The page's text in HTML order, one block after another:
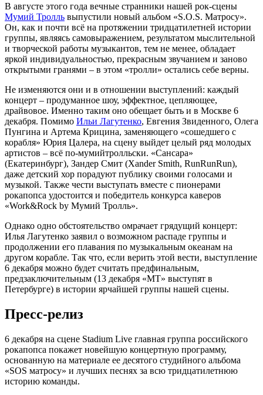
В августе этого года вечные странники нашей рок-сцены
Мумий Тролль выпустили новый альбом «S.O.S. Матросу».
Он, как и почти всё на протяжении тридцатилетней истории
группы, являясь самовыражением, результатом мыслительной
и творческой работы музыкантов, тем не менее, обладает
яркой индивидуальностью, прекрасным звучанием и заново
открытыми гранями – в этом «тролли» остались себе верны.
Не изменяются они и в отношении выступлений: каждый
концерт – продуманное шоу, эффектное, цепляющее,
драйвовое. Именно таким оно обещает быть и в Москве 6
декабря. Помимо Ильи Лагутенко, Евгения Звиденного, Олега
Пунгина и Артема Крицина, заменяющего «сошедшего с
корабля» Юрия Цалера, на сцену выйдет целый ряд молодых
артистов – всё по-мумийтролльски. «Сансара»
(Екатеринбург), Зандер Смит (Xander Smith, RunRunRun),
даже детский хор порадуют публику своими голосами и
музыкой. Также чести выступать вместе с пионерами
рокапопса удостоится и победитель конкурса каверов
«Work&Rock by Мумий Тролль».
Однако одно обстоятельство омрачает грядущий концерт:
Илья Лагутенко заявил о возможном распаде группы и
продолжении его плавания по музыкальным океанам на
другом корабле. Так что, если верить этой вести, выступление
6 декабря можно будет считать предфинальным,
предзаключительным (13 декабря «МТ» выступят в
Петербурге) в истории ярчайшей группы нашей сцены.
Пресс-релиз
6 декабря на сцене Stadium Live главная группа российского
рокапопса покажет новейшую концертную программу,
основанную на материале ее десятого студийного альбома
«SOS матросу» и лучших песнях за всю тридцатилетнюю
историю команды.